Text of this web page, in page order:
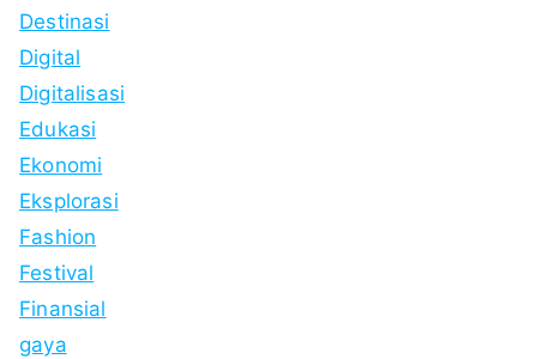
Destinasi
Digital
Digitalisasi
Edukasi
Ekonomi
Eksplorasi
Fashion
Festival
Finansial
gaya